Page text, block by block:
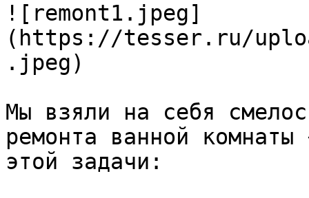
![remont1.jpeg]
(https://tesser.ru/
.jpeg)
Мы взяли на себя
ремонта ванной
этой задачи: